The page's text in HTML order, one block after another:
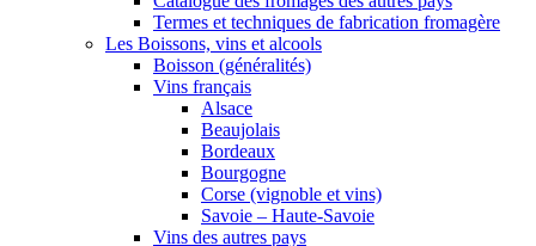
Termes et techniques de fabrication fromagère
Les Boissons, vins et alcools
Boisson (généralités)
Vins français
Alsace
Beaujolais
Bordeaux
Bourgogne
Corse (vignoble et vins)
Savoie – Haute-Savoie
Vins des autres pays